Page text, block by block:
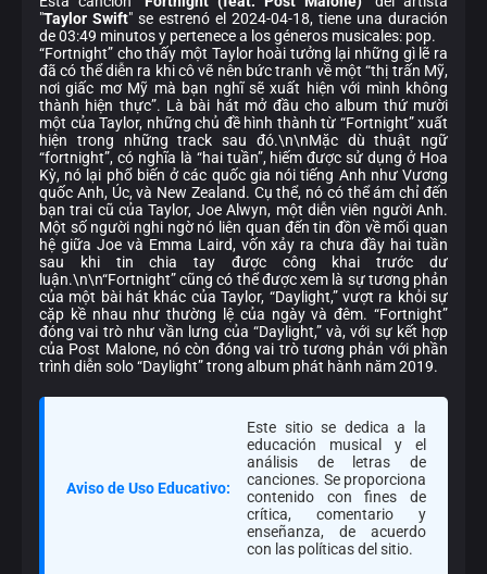
"Taylor Swift" se estrenó el 2024-04-18, tiene una duración
de 03:49 minutos y pertenece a los géneros musicales: pop.
“Fortnight” cho thấy một Taylor hoài tưởng lại những gì lẽ ra
đã có thể diễn ra khi cô vẽ nên bức tranh về một “thị trấn Mỹ,
nơi giấc mơ Mỹ mà bạn nghĩ sẽ xuất hiện với mình không
thành hiện thực”. Là bài hát mở đầu cho album thứ mười
một của Taylor, những chủ đề hình thành từ “Fortnight” xuất
hiện trong những track sau đó.\n\nMặc dù thuật ngữ
“fortnight”, có nghĩa là “hai tuần”, hiếm được sử dụng ở Hoa
Kỳ, nó lại phổ biến ở các quốc gia nói tiếng Anh như Vương
quốc Anh, Úc, và New Zealand. Cụ thể, nó có thể ám chỉ đến
bạn trai cũ của Taylor, Joe Alwyn, một diễn viên người Anh.
Một số người nghi ngờ nó liên quan đến tin đồn về mối quan
hệ giữa Joe và Emma Laird, vốn xảy ra chưa đầy hai tuần
sau khi tin chia tay được công khai trước dư
luận.\n\n“Fortnight” cũng có thể được xem là sự tương phản
của một bài hát khác của Taylor, “Daylight,” vượt ra khỏi sự
cặp kề nhau như thường lệ của ngày và đêm. “Fortnight”
đóng vai trò như vần lưng của “Daylight,” và, với sự kết hợp
của Post Malone, nó còn đóng vai trò tương phản với phần
trình diễn solo “Daylight” trong album phát hành năm 2019.
Aviso de Uso Educativo:
Este sitio se dedica a la
educación musical y el
análisis de letras de
canciones. Se proporciona
contenido con fines de
crítica, comentario y
enseñanza, de acuerdo
con las políticas del sitio.